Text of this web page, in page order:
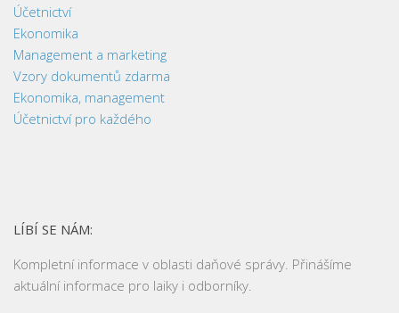
Účetnictví
Ekonomika
Management a marketing
Vzory dokumentů zdarma
Ekonomika, management
Účetnictví pro každého
LÍBÍ SE NÁM:
Kompletní informace v oblasti daňové správy. Přinášíme
aktuální informace pro laiky i odborníky.